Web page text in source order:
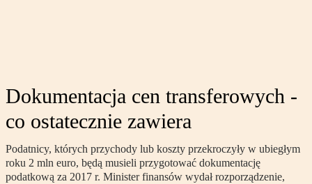
Dokumentacja cen transferowych -
co ostatecznie zawiera
Podatnicy, których przychody lub koszty przekroczyły w ubiegłym
roku 2 mln euro, będą musieli przygotować dokumentację
podatkową za 2017 r. Minister finansów wydał rozporządzenie,